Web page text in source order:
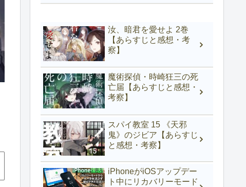
汝、暗君を愛せよ 2巻
【あらすじと感想・考
察】
魔術探偵・時崎狂三の死
亡届【あらすじと感想・
考察】
スパイ教室 15 《天邪
鬼》のジビア【あらすじ
と感想・考察】
iPhoneがiOSアップデー
ト中にリカバリーモード